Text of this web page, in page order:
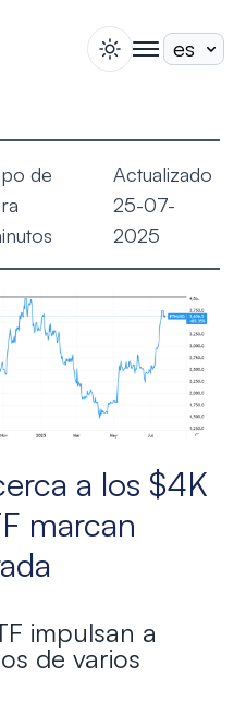
Iniciar Sesión
switch theme
togglenav
de
Actualizado
25-07-
2025
a los $4K
marcan
impulsan a
de varios